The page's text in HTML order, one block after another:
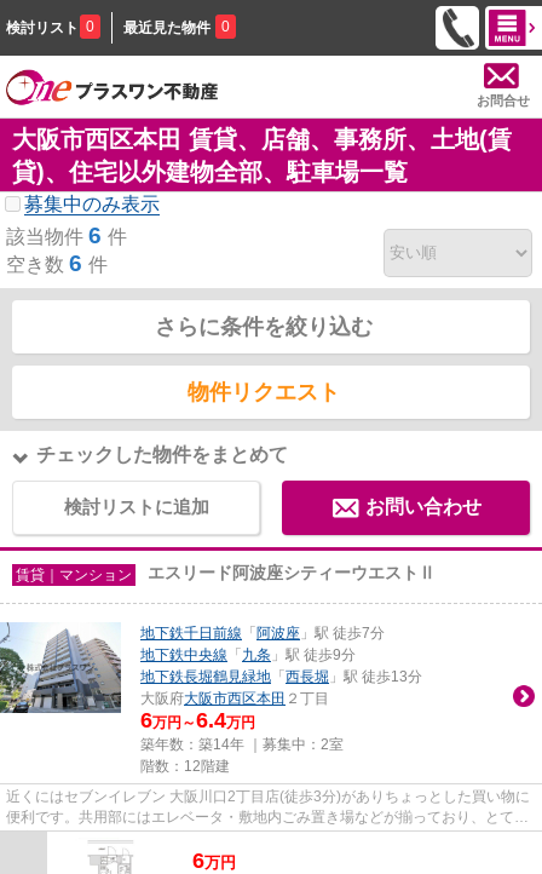
検討リスト 0 最近見た物件 0
お問合せ
大阪市西区本田 賃貸、店舗、事務所、土地(賃
貸)、住宅以外建物全部、駐車場一覧
募集中のみ表示
該当物件 6 件
空き数 6 件
さらに条件を絞り込む
物件リクエスト
チェックした物件をまとめて
検討リストに追加 お問い合わせ
賃貸｜マンション エスリード阿波座シティーウエストⅡ
地下鉄千日前線 「 阿波座 」駅 徒歩7分
地下鉄中央線 「 九条 」駅 徒歩9分
地下鉄長堀鶴見緑地 「 西長堀 」駅 徒歩13分
大阪府大阪市西区本田 ２丁目
6万円～6.4万円
築年数：築14年 ｜募集中： 2室
階数：12階建
近くにはセブンイレブン 大阪川口2丁目店(徒歩3分)がありちょっとした買い物に
便利です。共用部にはエレベータ・敷地内ごみ置き場などが揃っており、とても
充実しています。こちらは初...
6万円